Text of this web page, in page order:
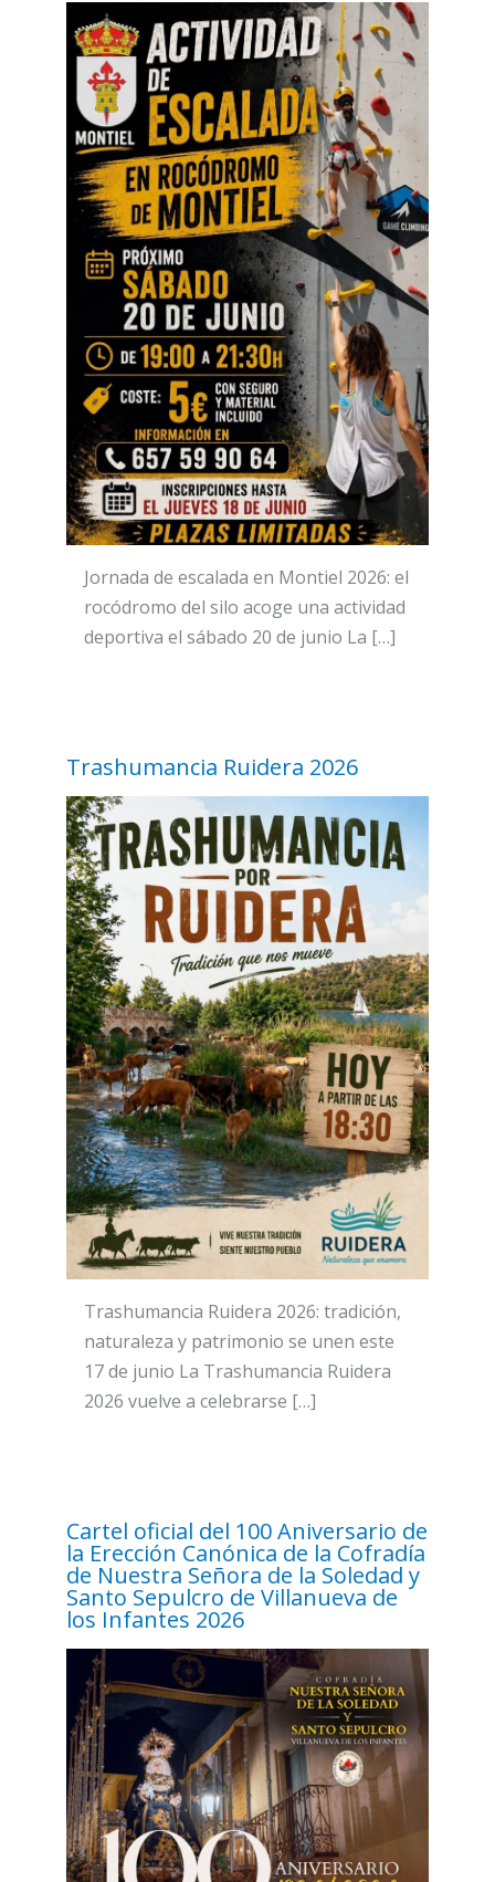
Jornada de escalada en Montiel 2026: el
rocódromo del silo acoge una actividad
deportiva el sábado 20 de junio La […]
Trashumancia Ruidera 2026
Trashumancia Ruidera 2026: tradición,
naturaleza y patrimonio se unen este
17 de junio La Trashumancia Ruidera
2026 vuelve a celebrarse […]
Cartel oficial del 100 Aniversario de
la Erección Canónica de la Cofradía
de Nuestra Señora de la Soledad y
Santo Sepulcro de Villanueva de
los Infantes 2026